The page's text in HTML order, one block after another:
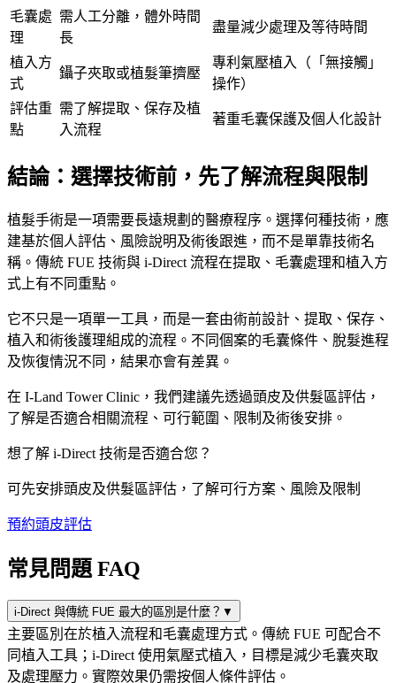
毛囊處
理
需人工分離，體外時間
長
盡量減少處理及等待時間
植入方
式
鑷子夾取或植髮筆擠壓
專利氣壓植入（「無接觸」
操作）
評估重
點
需了解提取、保存及植
入流程
著重毛囊保護及個人化設計
結論：選擇技術前，先了解流程與限制
植髮手術是一項需要長遠規劃的醫療程序。選擇何種技術，應
建基於個人評估、風險說明及術後跟進，而不是單靠技術名
稱。傳統 FUE 技術與 i-Direct 流程在提取、毛囊處理和植入方
式上有不同重點。
它不只是一項單一工具，而是一套由術前設計、提取、保存、
植入和術後護理組成的流程。不同個案的毛囊條件、脫髮進程
及恢復情況不同，結果亦會有差異。
在 I-Land Tower Clinic，我們建議先透過頭皮及供髮區評估，
了解是否適合相關流程、可行範圍、限制及術後安排。
想了解 i-Direct 技術是否適合您？
可先安排頭皮及供髮區評估，了解可行方案、風險及限制
預約頭皮評估
常見問題 FAQ
i-Direct 與傳統 FUE 最大的區別是什麼？ ▼
主要區別在於植入流程和毛囊處理方式。傳統 FUE 可配合不
同植入工具；i-Direct 使用氣壓式植入，目標是減少毛囊夾取
及處理壓力。實際效果仍需按個人條件評估。